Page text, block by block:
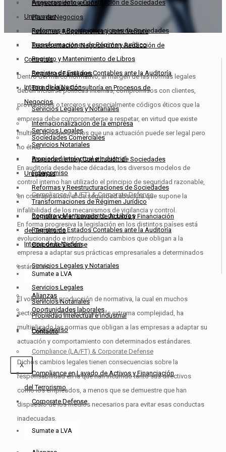
Asesoramiento y Constitución de Sociedades
Uruguayas
Reformas y Reestructuraciones de Sociedades
Transformaciones de Régimen Jurídico
Registro y Mantenimiento de Libros
Registro de Estados Contables ante la Auditoría
Interna de la Nación
Servicios Legales y Notariales
Servicios Legales
Servicios Notariales
Propiedad Intelectual e Industrial
Fideicomiso
Compliance (LA/FT) & Corporate Defense
Compliance en Lavado de Activos y Financiación
del Terrorismo
Corporate Defense
Sumate a LVA
Alianzas
Oportunidades laborales
Contacto
X
Proyectos de Inversión
Plan de Negocios
Fusiones, Adquisiciones y Joint Venture
Representación, Negociación y Redacción de
Contratos
Empresas Familiares
Tecnología y Consultoría en Procesos de
Negocios
Internacionalización de la empresa
Sociedades Comerciales
Asesoramiento y Constitución de Sociedades
Uruguayas
Reformas y Reestructuraciones de Sociedades
Transformaciones de Régimen Jurídico
Registro y Mantenimiento de Libros
Registro de Estados Contables ante la Auditoría
Interna de la Nación
Servicios Legales y Notariales
Servicios Legales
Servicios Notariales
Propiedad Intelectual e Industrial
Fideicomiso
Compliance (LA/FT) & Corporate Defense
Compliance en Lavado de Activos y Financiación
del Terrorismo
Corporate Defense
Sumate a LVA
Dentro del marco normativo, al margen de las normas legales
deben incluirse políticas internas, compromisos con clientes,
proveedores o terceros y especialmente códigos éticos que la
empresa debe comprometerse a respetar, en virtud que existe
multitud de casos en los que una actuación puede ser legal pero
no ética.
En auditoría desde hace décadas, los diversos modelos de
control interno han utilizado el principio de seguridad razonable,
en contraposición al de seguridad absoluta que supone la
infalibilidad de los mecanismos de vigilancia y control.
En forma progresiva la legislación en los distintos países está
evolucionando e introduciendo cambios que obligan a la
empresa a adaptar sus prácticas empresariales a determinados
estándares.
El volumen de producción de normativa, la cual en muchos
sectores de actividad resulta de extrema complejidad, ha
multiplicado las normas que obligan a las empresas a adaptar su
actuación y comportamiento con determinados estándares.
Dichos cambios legales tienen consecuencias sobre la
responsabilidad en la que han incurrido tanto sus directivos
como los empleados, a menos que se demuestre que han
dispuesto de los medios necesarios para evitar esas conductas
inadecuadas.